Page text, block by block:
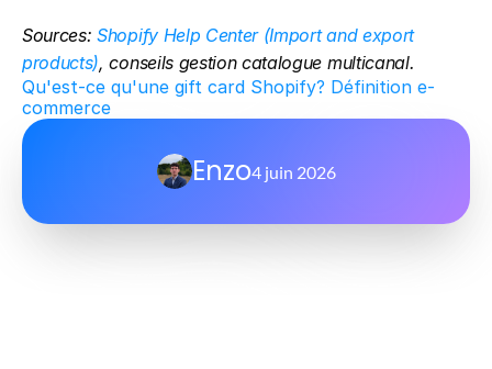
Sources: Shopify Help Center (Import and export
products), conseils gestion catalogue multicanal.
Qu'est-ce qu'une gift card Shopify? Définition e-
commerce
Enzo4 juin 2026